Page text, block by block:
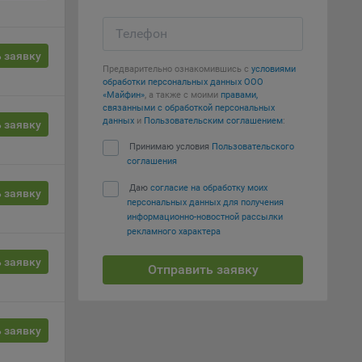
заявку
заявку
заявку
заявку
заявку
Телефон
Предварительно ознакомившись с условиями
обработки персональных данных ООО
«Майфин», а также с моими правами,
связанными с обработкой персональных
данных и Пользовательским соглашением:
Принимаю условия Пользовательского
соглашения
Даю согласие на обработку моих
персональных данных для получения
информационно-новостной рассылки
рекламного характера
Отправить заявку